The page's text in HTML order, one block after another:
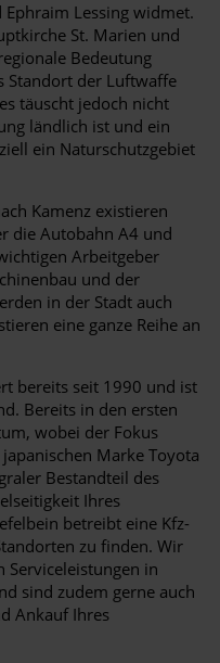
Lessing widmet.
St. Marien und
Bedeutung
Standort der Luftwaffe
täuscht jedoch nicht
ländlich ist und ein
ein Naturschutzgebiet
Kamenz existieren
die Autobahn A4 und
Arbeitgeber
und der
in der Stadt auch
eine ganze Reihe an
bereits seit 1990 und ist
Bereits in den ersten
wobei der Fokus
Marke Toyota
Bestandteil des
Ihres
betreibt eine Kfz-
zu finden. Wir
Serviceleistungen in
sind zudem gerne auch
Ankauf Ihres